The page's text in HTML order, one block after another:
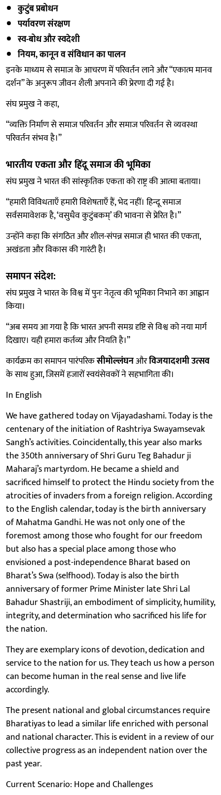
कुटुंब प्रबोधन
पर्यावरण संरक्षण
स्व-बोध और स्वदेशी
नियम, कानून व संविधान का पालन
इनके माध्यम से समाज के आचरण में परिवर्तन लाने और “एकात्म मानव
दर्शन” के अनुरूप जीवन शैली अपनाने की प्रेरणा दी गई है।
संघ प्रमुख ने कहा,
“व्यक्ति निर्माण से समाज परिवर्तन और समाज परिवर्तन से व्यवस्था
परिवर्तन संभव है।”
भारतीय एकता और हिंदू समाज की भूमिका
संघ प्रमुख ने भारत की सांस्कृतिक एकता को राष्ट्र की आत्मा बताया।
“हमारी विविधताएँ हमारी विशेषताएँ हैं, भेद नहीं। हिन्दू समाज
सर्वसमावेशक है, ‘वसुधैव कुटुंबकम्’ की भावना से प्रेरित है।”
उन्होंने कहा कि संगठित और शील-संपन्न समाज ही भारत की एकता,
अखंडता और विकास की गारंटी है।
समापन संदेश:
संघ प्रमुख ने भारत के विश्व में पुनः नेतृत्व की भूमिका निभाने का आह्वान
किया।
“अब समय आ गया है कि भारत अपनी समग्र दृष्टि से विश्व को नया मार्ग
दिखाए। यही हमारा कर्तव्य और नियति है।”
कार्यक्रम का समापन पारंपरिकसीमोल्लंघनऔरविजयादशमी उत्सव
के साथ हुआ, जिसमें हजारों स्वयंसेवकों ने सहभागिता की।
In English
We have gathered today on Vijayadashami. Today is the
centenary of the initiation of Rashtriya Swayamsevak
Sangh’s activities. Coincidentally, this year also marks
the 350th anniversary of Shri Guru Teg Bahadur ji
Maharaj’s martyrdom. He became a shield and
sacrificed himself to protect the Hindu society from the
atrocities of invaders from a foreign religion. According
to the English calendar, today is the birth anniversary
of Mahatma Gandhi. He was not only one of the
foremost among those who fought for our freedom
but also has a special place among those who
envisioned a post-independence Bharat based on
Bharat’s Swa (selfhood). Today is also the birth
anniversary of former Prime Minister late Shri Lal
Bahadur Shastriji, an embodiment of simplicity, humility,
integrity, and determination who sacrificed his life for
the nation.
They are exemplary icons of devotion, dedication and
service to the nation for us. They teach us how a person
can become human in the real sense and live life
accordingly.
The present national and global circumstances require
Bharatiyas to lead a similar life enriched with personal
and national character. This is evident in a review of our
collective progress as an independent nation over the
past year.
Current Scenario: Hope and Challenges